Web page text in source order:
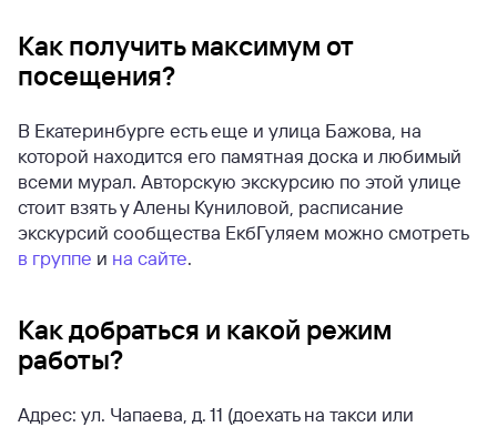
Как получить максимум от
посещения?
В Екатеринбурге есть еще и улица Бажова, на
которой находится его памятная доска и любимый
всеми мурал. Авторскую экскурсию по этой улице
стоит взять у Алены Куниловой, расписание
экскурсий сообщества ЕкбГуляем можно смотреть
в группе и на сайте.
Как добраться и какой режим
работы?
Адрес: ул. Чапаева, д. 11 (доехать на такси или